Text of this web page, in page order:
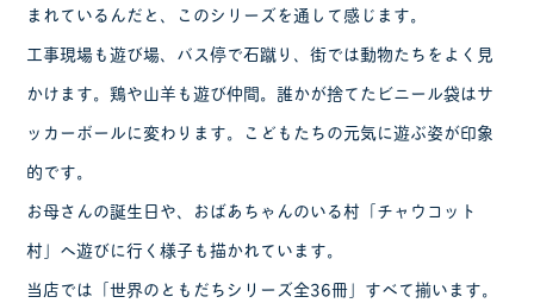
まれているんだと、このシリーズを通して感じます。
工事現場も遊び場、バス停で石蹴り、街では動物たちをよく見
かけます。鶏や山羊も遊び仲間。誰かが捨てたビニール袋はサ
ッカーボールに変わります。こどもたちの元気に遊ぶ姿が印象
的です。
お母さんの誕生日や、おばあちゃんのいる村「チャウコット
村」へ遊びに行く様子も描かれています。
当店では「世界のともだちシリーズ全36冊」すべて揃います。